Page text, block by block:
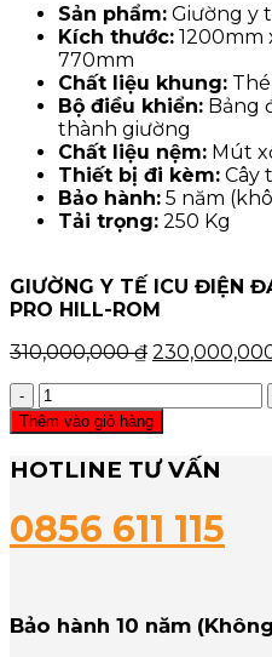
Sản phẩm: Giường y
Kích thước: 1200mm
770mm
Chất liệu khung:
Bộ điều khiển: Bảng
thành giường
Chất liệu nệm: Mút
Thiết bị đi kèm: Cây
Bảo hành: 5 năm
Tải trọng: 250 Kg
GIƯỜNG Y TẾ ICU ĐIỆN
PRO HILL-ROM
310,000,000₫ Giá
310,000,000
GIƯỜNG
Y
TẾ
ICU
ĐIỆN
CHỨC
NĂNG
HILL-
Thêm vào giỏ hàng
HOTLINE TƯ VẤN
0856 611 115
Bảo hành 10 năm